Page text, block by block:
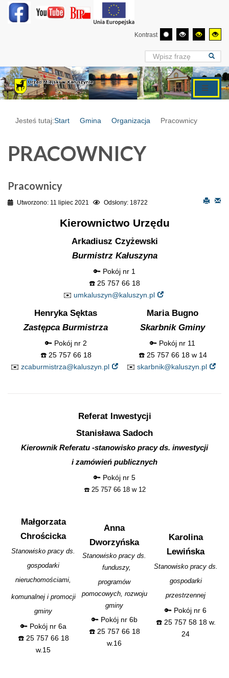
Kontrast
Jesteś tutaj:Start Gmina Organizacja Pracownicy
PRACOWNICY
Pracownicy
Utworzono: 11 lipiec 2021 Odsłony: 18722
Kierownictwo Urzędu
Arkadiusz Czyżewski
Burmistrz Kałuszyna
🔑 Pokój nr 1
☎️ 25 757 66 18
✉️ umkaluszyn@kaluszyn.pl
Henryka Sęktas
Zastępca Burmistrza
🔑 Pokój nr 2
☎️ 25 757 66 18
✉️ zcaburmistrza@kaluszyn.pl
Maria Bugno
Skarbnik Gminy
🔑 Pokój nr 11
☎️ 25 757 66 18 w 14
✉️ skarbnik@kaluszyn.pl
Referat Inwestycji
Stanisława Sadoch
Kierownik Referatu -stanowisko pracy ds. inwestycji
i zamówień publicznych
🔑 Pokój nr 5
☎️ 25 757 66 18 w 12
Małgorzata
Chrościcka
Stanowisko pracy ds.
gospodarki
nieruchomościami,
komunalnej i promocji
gminy
🔑 Pokój nr 6a
☎️ 25 757 66 18
w.15
Anna
Dworzyńska
Stanowisko pracy ds.
funduszy,
programów
pomocowych, rozwoju
gminy
🔑 Pokój nr 6b
☎️ 25 757 66 18
w.16
Karolina
Lewińska
Stanowisko pracy ds.
gospodarki
przestrzennej
🔑 Pokój nr 6
☎️ 25 757 58 18 w.
24